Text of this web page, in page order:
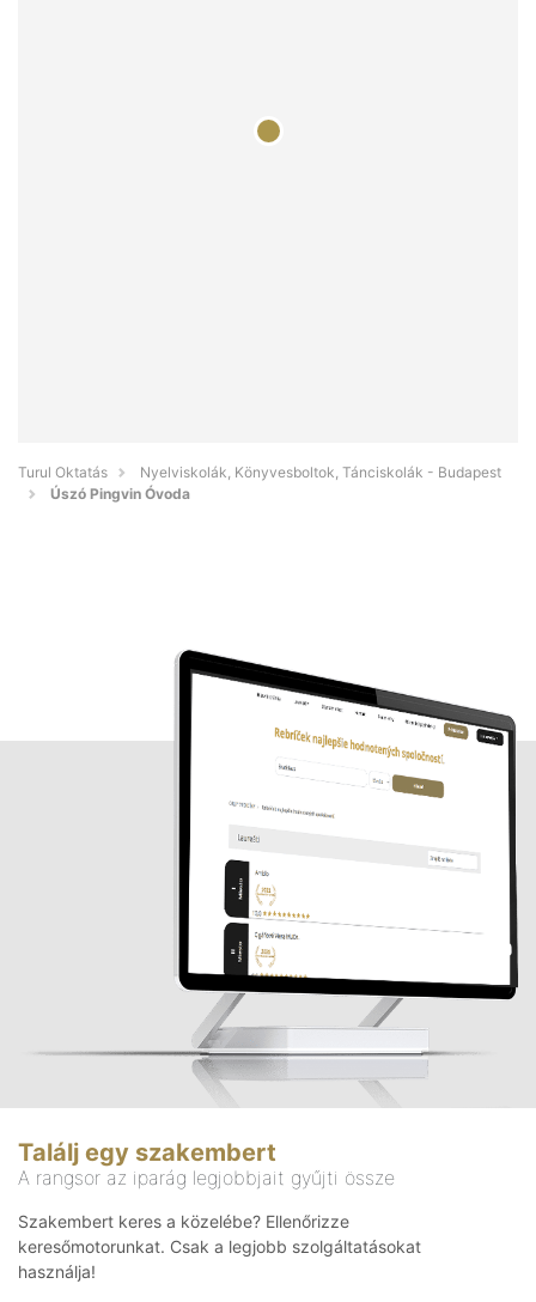
Turul Oktatás
Nyelviskolák, Könyvesboltok, Tánciskolák - Budapest
Úszó Pingvin Óvoda
Találj egy szakembert
A rangsor az iparág legjobbjait gyűjti össze
Szakembert keres a közelébe? Ellenőrizze
keresőmotorunkat. Csak a legjobb szolgáltatásokat
használja!